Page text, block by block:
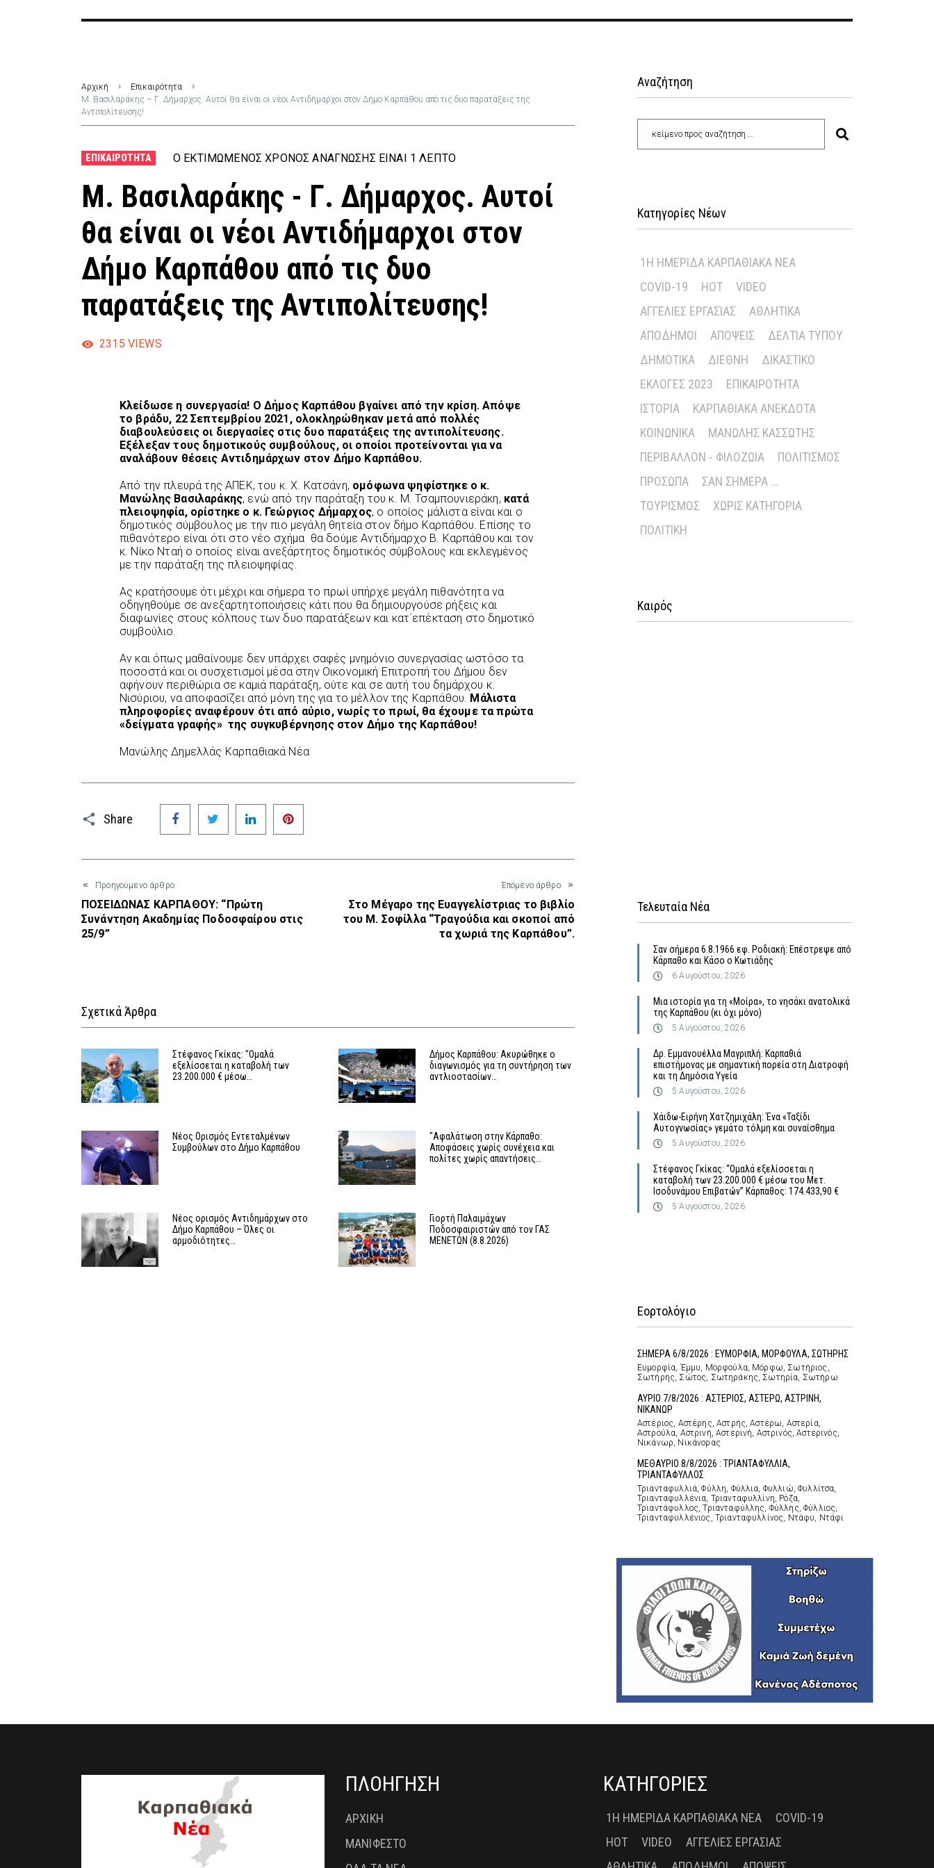
Αρχική
Επικαιρότητα
Μ. Βασιλαράκης – Γ. Δήμαρχος. Αυτοί θα είναι οι νέοι Αντιδήμαρχοι στον Δήμο Καρπάθου από τις δυο παρατάξεις της
Αντιπολίτευσης!
ΕΠΙΚΑΙΡΌΤΗΤΑ Ο ΕΚΤΙΜΏΜΕΝΟΣ ΧΡΌΝΟΣ ΑΝΆΓΝΩΣΗΣ ΕΊΝΑΙ 1 ΛΕΠΤΌ
Μ. Βασιλαράκης - Γ. Δήμαρχος. Αυτοί
θα είναι οι νέοι Αντιδήμαρχοι στον
Δήμο Καρπάθου από τις δυο
παρατάξεις της Αντιπολίτευσης!
2315 VIEWS
Κλείδωσε η συνεργασία! Ο Δήμος Καρπάθου βγαίνει από την κρίση. Απόψε
το βράδυ, 22 Σεπτεμβρίου 2021, ολοκληρώθηκαν μετά από πολλές
διαβουλεύσεις οι διεργασίες στις δυο παρατάξεις της αντιπολίτευσης.
Εξέλεξαν τους δημοτικούς συμβούλους, οι οποίοι προτείνονται για να
αναλάβουν θέσεις Αντιδημάρχων στον Δήμο Καρπάθου.
Από την πλευρά της ΑΠΕΚ, του κ. Χ. Κατσάνη, ομόφωνα ψηφίστηκε ο κ.
Μανώλης Βασιλαράκης, ενώ από την παράταξη του κ. Μ. Τσαμπουνιεράκη, κατά
πλειοψηφία, ορίστηκε ο κ. Γεώργιος Δήμαρχος, ο οποίος μάλιστα είναι και ο
δημοτικός σύμβουλος με την πιο μεγάλη θητεία στον δήμο Καρπάθου. Επίσης το
πιθανότερο είναι ότι στο νέο σχήμα θα δούμε Αντιδήμαρχο Β. Καρπάθου και τον
κ. Νίκο Νταή ο οποίος είναι ανεξάρτητος δημοτικός σύμβολους και εκλεγμένος
με την παράταξη της πλειοψηφίας.
Ας κρατήσουμε ότι μέχρι και σήμερα το πρωί υπήρχε μεγάλη πιθανότητα να
οδηγηθούμε σε ανεξαρτητοποιήσεις κάτι που θα δημιουργούσε ρήξεις και
διαφωνίες στους κόλπους των δυο παρατάξεων και κατ΄επέκταση στο δημοτικό
συμβούλιο.
Αν και όπως μαθαίνουμε δεν υπάρχει σαφές μνημόνιο συνεργασίας ωστόσο τα
ποσοστά και οι συσχετισμοί μέσα στην Οικονομική Επιτροπή του Δήμου δεν
αφήνουν περιθώρια σε καμιά παράταξη, ούτε και σε αυτή του δημάρχου κ.
Νισύριου, να αποφασίζει από μόνη της για το μέλλον της Καρπάθου. Μάλιστα
πληροφορίες αναφέρουν ότι από αύριο, νωρίς το πρωί, θα έχουμε τα πρώτα
«δείγματα γραφής» της συγκυβέρνησης στον Δήμο της Καρπάθου!
Μανώλης Δημελλάς Καρπαθιακά Νέα
Share
Facebook Twitter LinkedIn
Προηγούμενο άρθρο
ΠΟΣΕΙΔΩΝΑΣ ΚΑΡΠΑΘΟΥ: “Πρώτη
Συνάντηση Ακαδημίας Ποδοσφαίρου στις
25/9”
Έπόμενο άρθρο
Στο Μέγαρο της Ευαγγελίστριας το βιβλίο
του Μ. Σοφίλλα “Τραγούδια και σκοποί από
τα χωριά της Καρπάθου”.
Σχετικά Άρθρα
Στέφανος Γκίκας: "Ομαλά
εξελίσσεται η καταβολή των
23.200.000 € μέσω…
Δήμος Καρπάθου: Ακυρώθηκε ο
διαγωνισμός για τη συντήρηση των
αντλιοστασίων…
Νέος Ορισμός Εντεταλμένων
Συμβούλων στο Δήμο Καρπάθου
"Αφαλάτωση στην Κάρπαθο:
Αποφάσεις χωρίς συνέχεια και
πολίτες χωρίς απαντήσεις…
Νέος ορισμός Αντιδημάρχων στο
Δήμο Καρπάθου – Όλες οι
αρμοδιότητες…
Γιορτή Παλαιμάχων
Ποδοσφαιριστών από τον ΓΑΣ
ΜΕΝΕΤΩΝ (8.8.2026)
Αναζήτηση
Κατηγορίες Νέων
1Η ΗΜΕΡΊΔΑ ΚΑΡΠΑΘΙΑΚΆ ΝΈΑ
COVID-19
HOT
VIDEO
ΑΓΓΕΛΊΕΣ ΕΡΓΑΣΊΑΣ
ΑΘΛΗΤΙΚΆ
ΑΠΌΔΗΜΟΙ
ΑΠΌΨΕΙΣ
ΔΕΛΤΊΑ ΤΎΠΟΥ
ΔΗΜΟΤΙΚΆ
ΔΙΕΘΝΉ
ΔΙΚΑΣΤΙΚΌ
ΕΚΛΟΓΈΣ 2023
ΕΠΙΚΑΙΡΌΤΗΤΑ
ΙΣΤΟΡΊΑ
ΚΑΡΠΑΘΙΑΚΆ ΑΝΈΚΔΟΤΑ
ΚΟΙΝΩΝΙΚΆ
ΜΑΝΏΛΗΣ ΚΑΣΣΏΤΗΣ
ΠΕΡΙΒΆΛΛΟΝ - ΦΙΛΟΖΩΊΑ
ΠΟΛΙΤΙΣΜΌΣ
ΠΡΌΣΩΠΑ
ΣΑΝ ΣΉΜΕΡΑ ...
ΤΟΥΡΙΣΜΌΣ
ΧΩΡΊΣ ΚΑΤΗΓΟΡΊΑ
ΠΟΛΙΤΙΚΉ
Καιρός
Τελευταία Νέα
Σαν σήμερα 6.8.1966 εφ. Ροδιακή: Επέστρεψε από
Κάρπαθο και Κάσο ο Κωτιάδης
6 Αυγούστου, 2026
Μια ιστορία για τη «Μοίρα», το νησάκι ανατολικά
της Καρπάθου (κι όχι μόνο)
5 Αυγούστου, 2026
Δρ. Εμμανουέλλα Μαγριπλή: Καρπαθιά
επιστήμονας με σημαντική πορεία στη Διατροφή
και τη Δημόσια Υγεία
5 Αυγούστου, 2026
Χάιδω-Ειρήνη Χατζημιχάλη: Ένα «Ταξίδι
Αυτογνωσίας» γεμάτο τόλμη και συναίσθημα
5 Αυγούστου, 2026
Στέφανος Γκίκας: “Ομαλά εξελίσσεται η
καταβολή των 23.200.000 € μέσω του Μετ.
Ισοδυνάμου Επιβατών” Κάρπαθος: 174.433,90 €
5 Αυγούστου, 2026
Εορτολόγιο
ΣΗΜΕΡΑ 6/8/2026 : ΕΥΜΟΡΦΙΑ, ΜΟΡΦΟΥΛΑ, ΣΩΤΗΡΗΣ
Ευμορφία, Έμμυ, Μορφούλα, Μόρφω, Σωτήριος,
Σωτήρης, Σώτος, Σωτηράκης, Σωτηρία, Σωτήρω
ΑΥΡΙΟ 7/8/2026 : ΑΣΤΕΡΙΟΣ, ΑΣΤΕΡΩ, ΑΣΤΡΙΝΗ,
ΝΙΚΑΝΩΡ
Αστέριος, Αστέρης, Αστρής, Αστέρω, Αστερία,
Αστρούλα, Αστρινή, Αστερινή, Αστρινός, Αστερινός,
Νικάνωρ, Νικάνορας
ΜΕΘΑΥΡΙΟ 8/8/2026 : ΤΡΙΑΝΤΑΦΥΛΛΙΑ,
ΤΡΙΑΝΤΑΦΥΛΛΟΣ
Τριανταφυλλιά, Φύλλη, Φύλλια, Φυλλιώ, Φυλλίτσα,
Τριανταφυλλένια, Τριανταφυλλίνη, Ρόζα,
Τριαντάφυλλος, Τριανταφύλλης, Φύλλης, Φύλλιος,
Τριανταφυλλένιος, Τριανταφυλλίνος, Ντάφυ, Ντάφι
ΠΛΟΗΓΗΣΗ
ΑΡΧΙΚΗ
ΜΑΝΙΦΕΣΤΟ
ΚΑΤΗΓΟΡΙΕΣ
1Η ΗΜΕΡΊΔΑ ΚΑΡΠΑΘΙΑΚΆ ΝΈΑ
COVID-19
HOT
VIDEO
ΑΓΓΕΛΊΕΣ ΕΡΓΑΣΊΑΣ